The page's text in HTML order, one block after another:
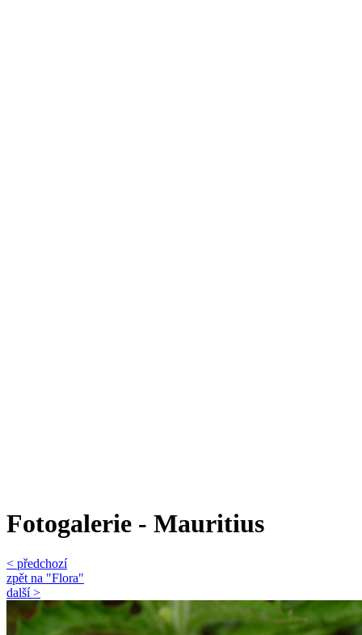
Fotogalerie - Mauritius
< předchozí
zpět na "Flora"
další >